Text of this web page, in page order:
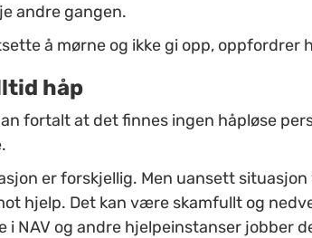
andre gangen.
å mørne og ikke gi opp, oppfordrer
håp
fortalt at det finnes ingen håpløse
er forskjellig. Men uansett situasjon
hjelp. Det kan være skamfullt og
i NAV og andre hjelpeinstanser jobber